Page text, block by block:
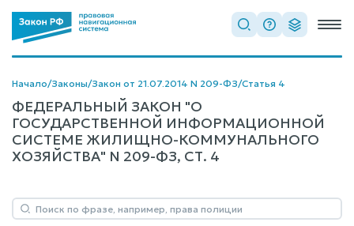
Начало/Законы/Закон от 21.07.2014 N 209-ФЗ/Статья 4
ФЕДЕРАЛЬНЫЙ ЗАКОН "О
ГОСУДАРСТВЕННОЙ ИНФОРМАЦИОННОЙ
СИСТЕМЕ ЖИЛИЩНО-КОММУНАЛЬНОГО
ХОЗЯЙСТВА" N 209-ФЗ, СТ. 4